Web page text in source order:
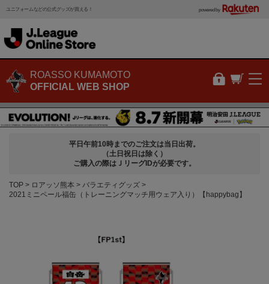
ユニフォームなどの公式グッズが買える！ powered by
ROASSO KUMAMOTO
OFFICIAL WEB SHOP
平日午前10時までのご注文は当日出荷。
（土日祝日は除く）
ご購入の際はＪリーグIDが必要です。
TOP ロアッソ熊本
バラエティグッズ
2021ミニペール福缶（トレーニングマッチ用ウェア入り）【happybag】